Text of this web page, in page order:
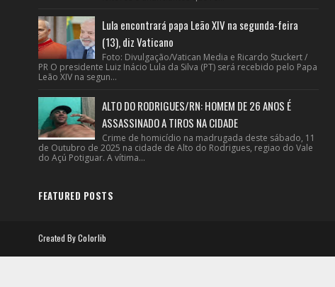
Lula encontrará papa Leão XIV na segunda-feira
(13), diz Vaticano
Foto: Divulgação/Vatican Media e Ricardo Stuckert /
PR O presidente Luiz Inácio Lula da Silva (PT) será recebido pelo Papa
Leão XIV na segun...
ALTO DO RODRIGUES/RN: HOMEM DE 26 ANOS É
ASSASSINADO A TIROS NA CIDADE
Crime de homicídio na madrugada deste sábado, 11
de Outubro de 2025 na cidade de Alto do Rodrigues, regiao do Vale
do Açú Potiguar. A vítima...
FEATURED POSTS
Created ByColorlib